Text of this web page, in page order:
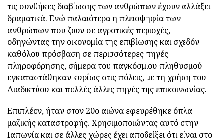
τις συνθήκες διαβίωσης των ανθρώπων έχουν αλλάξει
δραματικά. Ενώ παλαιότερα η πλειοψηφία των
ανθρώπων που ζουν σε αγροτικές περιοχές,
οδηγώντας την οικονομία της επιβίωσης και σχεδόν
καθόλου πρόσβαση σε περισσότερες πηγές
πληροφόρησης, σήμερα του παγκόσμιου πληθυσμού
εγκαταστάθηκαν κυρίως στις πόλεις, με τη χρήση του
Διαδικτύου και πολλές άλλες πηγές της επικοινωνίας.
Επιπλέον, ήταν στον 20ο αιώνα εφευρέθηκε όπλα
μαζικής καταστροφής. Χρησιμοποιώντας αυτό στην
Ιαπωνία και σε άλλες χώρες έχει αποδείξει ότι είναι στο